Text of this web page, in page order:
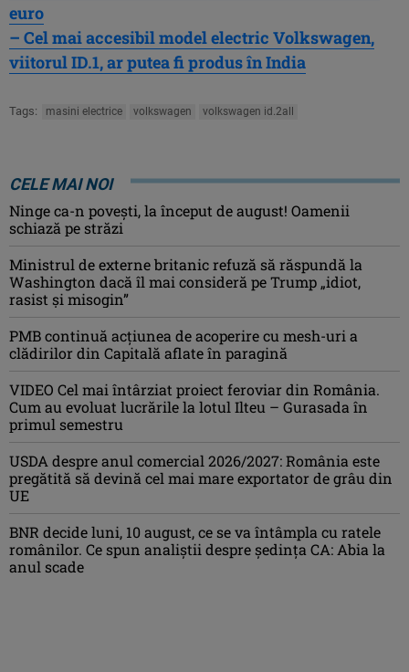
euro
– Cel mai accesibil model electric Volkswagen,
viitorul ID.1, ar putea fi produs în India
Tags: masini electrice volkswagen volkswagen id.2all
CELE MAI NOI
Ninge ca-n povești, la început de august! Oamenii
schiază pe străzi
Ministrul de externe britanic refuză să răspundă la
Washington dacă îl mai consideră pe Trump „idiot,
rasist şi misogin”
PMB continuă acțiunea de acoperire cu mesh-uri a
clădirilor din Capitală aflate în paragină
VIDEO Cel mai întârziat proiect feroviar din România.
Cum au evoluat lucrările la lotul Ilteu – Gurasada în
primul semestru
USDA despre anul comercial 2026/2027: România este
pregătită să devină cel mai mare exportator de grâu din
UE
BNR decide luni, 10 august, ce se va întâmpla cu ratele
românilor. Ce spun analiștii despre ședința CA: Abia la
anul scade